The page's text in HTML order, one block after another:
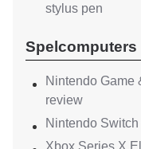
stylus pen
Spelcomputers
Nintendo Game
review
Nintendo